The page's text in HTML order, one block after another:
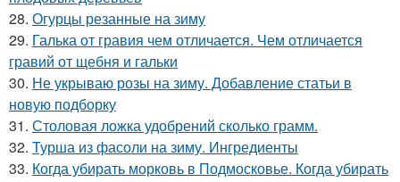
28. Огурцы резанные на зиму
29. Галька от гравия чем отличается. Чем отличается
гравий от щебня и гальки
30. Не укрываю розы на зиму. Добавление статьи в
новую подборку
31. Столовая ложка удобрений сколько грамм.
32. Турша из фасоли на зиму. Ингредиенты
33. Когда убирать морковь в Подмосковье. Когда убирать